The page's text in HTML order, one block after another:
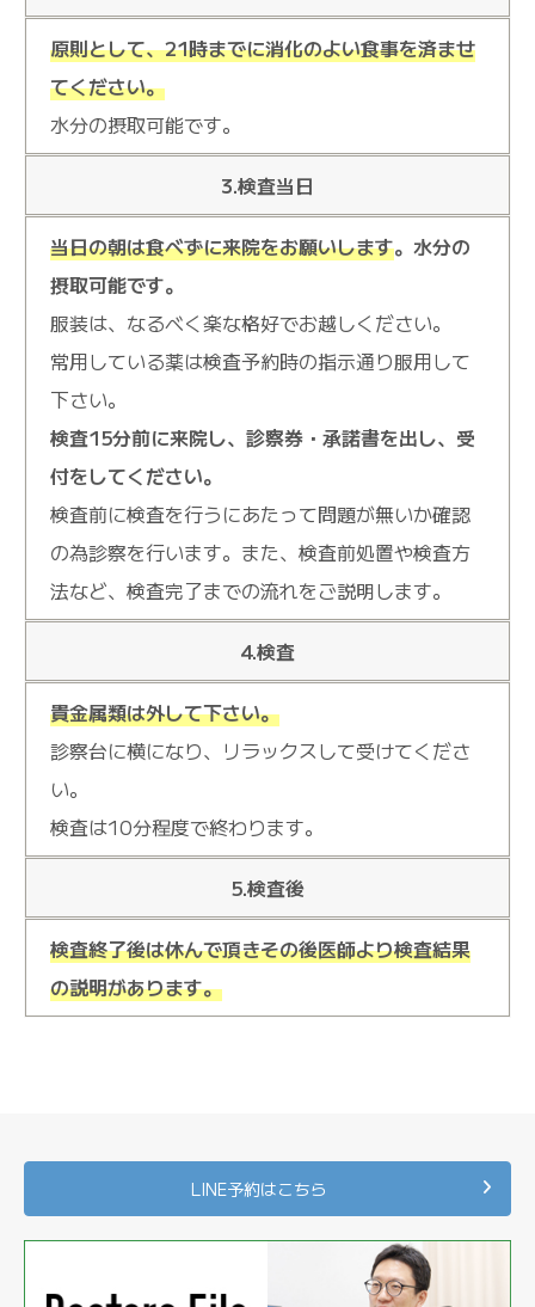
原則として、21時までに消化のよい食事を済ませ
てください。
水分の摂取可能です。
3.検査当日
当日の朝は食べずに来院をお願いします。水分の
摂取可能です。
服装は、なるべく楽な格好でお越しください。
常用している薬は検査予約時の指示通り服用して
下さい。
検査15分前に来院し、診察券・承諾書を出し、受
付をしてください。
検査前に検査を行うにあたって問題が無いか確認
の為診察を行います。また、検査前処置や検査方
法など、検査完了までの流れをご説明します。
4.検査
貴金属類は外して下さい。
診察台に横になり、リラックスして受けてくださ
い。
検査は10分程度で終わります。
5.検査後
検査終了後は休んで頂きその後医師より検査結果
の説明があります。
LINE予約はこちら